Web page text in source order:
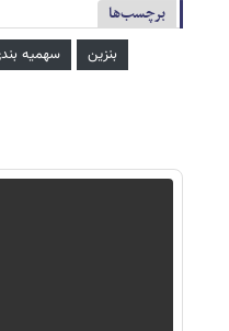
برچسب‌ها
بنزین سهمیه